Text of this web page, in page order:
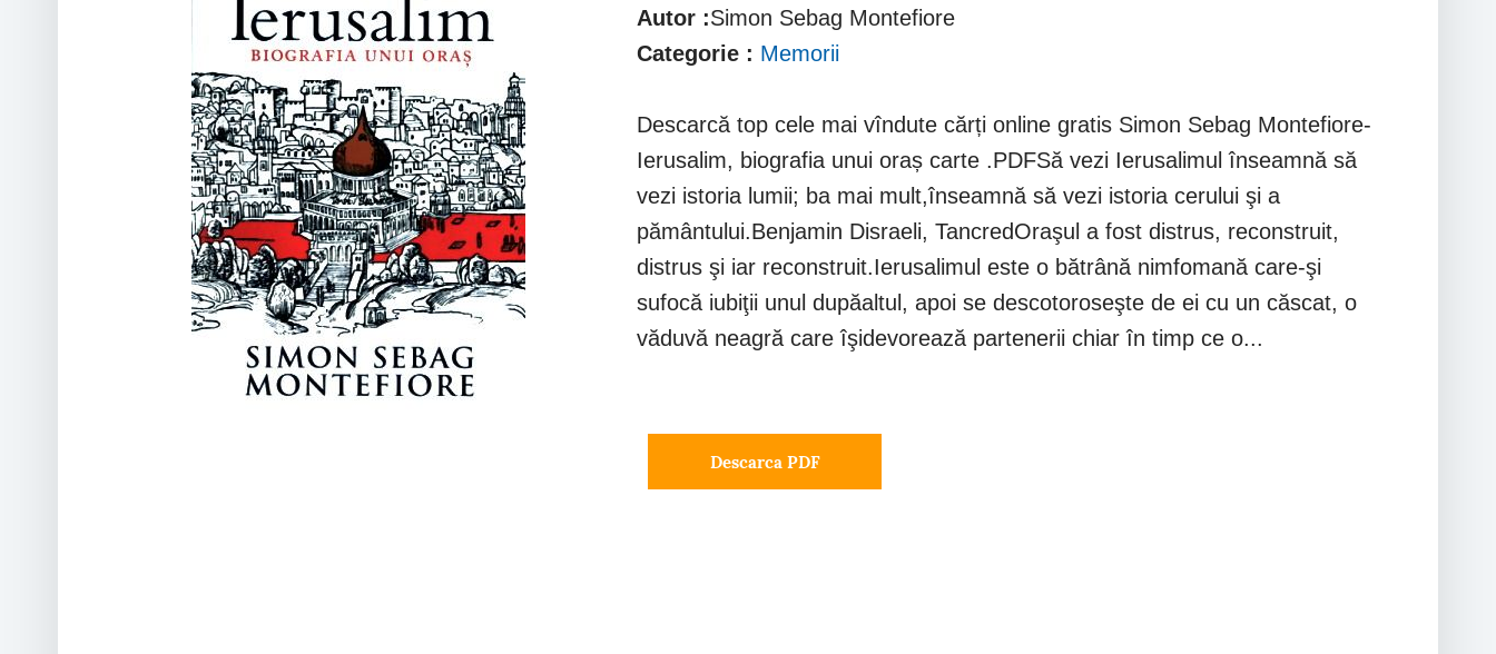
Autor :Simon Sebag Montefiore
Categorie : Memorii
Descarcă top cele mai vîndute cărți online gratis Simon Sebag Montefiore-
Ierusalim, biografia unui oraș carte .PDFSă vezi Ierusalimul înseamnă să
vezi istoria lumii; ba mai mult,înseamnă să vezi istoria cerului şi a
pământului.Benjamin Disraeli, TancredOraşul a fost distrus, reconstruit,
distrus şi iar reconstruit.Ierusalimul este o bătrână nimfomană care-şi
sufocă iubiţii unul dupăaltul, apoi se descotoroseşte de ei cu un căscat, o
văduvă neagră care îşidevorează partenerii chiar în timp ce o...
Descarca PDF